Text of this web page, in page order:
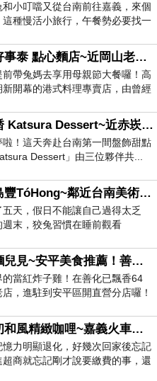
小叮噹又從台南前往嘉義，來個
種慢活小旅行，午餐勢必要找一
[高雄食記] 好事泰 點心麵店~近岡山老街美食！平價美味高雄港式料理推薦！香港老師傅坐鎮！提供包廂！
帶兔媽去享用母親節大餐囉！高
開幕的港式料理專賣店，由曾經
[台南食記] 楿 Katsura Dessert~近赤崁樓美食！台南中西區日法甜點寶藏餐廳！精緻下午茶套餐790元！
！這天奔赴台南第一間盤飾甜點
Dessert」由三位夥伴共...
[台南食記] 島豐TóHong~鄰近台南美術館中西區早午餐、孔廟美食推薦！文青風寵物友善質感餐廳！
天，假日不能讓自己過得太乏
末，狡兔習慣在睡前觀看
[台南食記] 麵兒見~安平美食推薦！善化64年老店品牌直營分店！高CP值滷菜、麵食、炒飯、手工水餃、酸辣湯！
的當紅炸子雞！在善化已飄香64
，進駐到安平區開直營分店囉！
[嘉義食記] 初和風精緻咖哩~嘉義火車站美食推薦！在地17年老店！80年日式老屋餐廳！炸物一級棒！
力明顯退化，好幾次回家後忘記
商就忘記剛才說要繳費的事，還